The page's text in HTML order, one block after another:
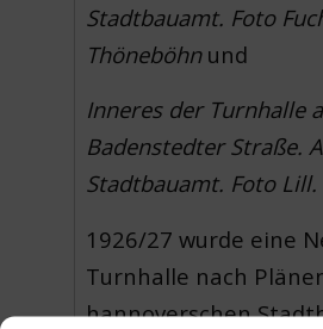
Stadtbauamt. Foto
Thöneböhn und
Inneres der Turnhalle
Badenstedter Straße.
Stadtbauamt. Foto Lill.
1926/27 wurde eine
Turnhalle nach
hannoverschen